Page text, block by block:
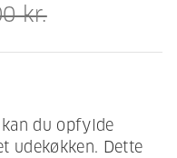
kr.
du opfylde
udekøkken. Dette